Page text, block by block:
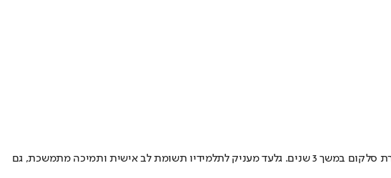
גלעד קריספין, מנחה הקורס, הוא בעל תואר באלקטרוניקה ו-17 שנות ניסיון בהכשרת טכנאים. הוא אף צבר ניסיון מעשי כטכנאי בחברת סלקום במשך 3 שנים. גלעד מעניק לתלמידיו תשומת לב אישית ותמיכה מתמשכת, גם